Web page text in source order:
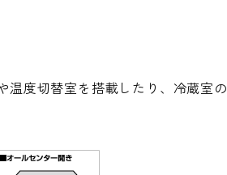
温度切替室を搭載したり、冷蔵室の